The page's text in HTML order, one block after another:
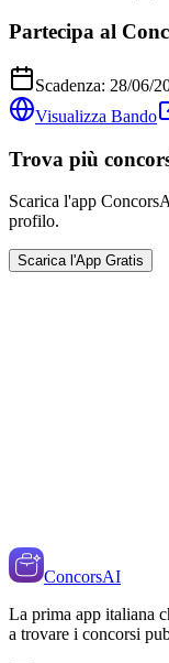
Partecipa al
Scadenza: 28/06/
Visualizza Bando
Trova più
Scarica l'app
profilo.
Scarica l'App Gratis
ConcorsAI
La prima app italiana
a trovare i concorsi